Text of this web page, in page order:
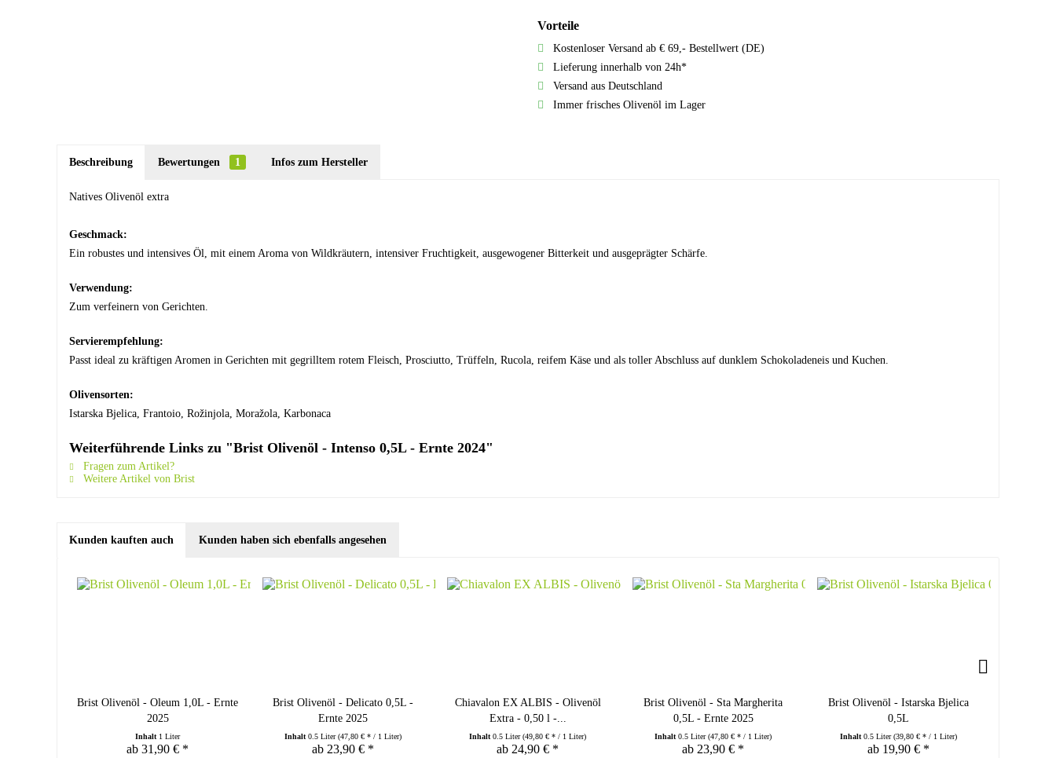
Vorteile
Kostenloser Versand ab € 69,- Bestellwert (DE)
Lieferung innerhalb von 24h*
Versand aus Deutschland
Immer frisches Olivenöl im Lager
Beschreibung Bewertungen 1 Infos zum Hersteller
Natives Olivenöl extra
Geschmack:
Ein robustes und intensives Öl, mit einem Aroma von Wildkräutern, intensiver Fruchtigkeit, ausgewogener Bitterkeit und ausgeprägter Schärfe.
Verwendung:
Zum verfeinern von Gerichten.
Servierempfehlung:
Passt ideal zu kräftigen Aromen in Gerichten mit gegrilltem rotem Fleisch, Prosciutto, Trüffeln, Rucola, reifem Käse und als toller Abschluss auf dunklem Schokoladeneis und Kuchen.
Olivensorten:
Istarska Bjelica, Frantoio, Rožinjola, Moražola, Karbonaca
Weiterführende Links zu "Brist Olivenöl - Intenso 0,5L - Ernte 2024"
Fragen zum Artikel?
Weitere Artikel von Brist
Kunden kauften auch Kunden haben sich ebenfalls angesehen
Brist Olivenöl - Oleum 1,0L - Ernte
2025
Inhalt 1 Liter
ab 31,90 € *
Brist Olivenöl - Delicato 0,5L -
Ernte 2025
Inhalt 0.5 Liter(47,80 € * / 1 Liter)
ab 23,90 € *
Chiavalon EX ALBIS - Olivenöl
Extra - 0,50 l -...
Inhalt0.5 Liter(49,80 € * / 1 Liter)
ab 24,90 € *
Brist Olivenöl - Sta Margherita
0,5L - Ernte 2025
Inhalt0.5 Liter(47,80 € * / 1 Liter)
ab 23,90 € *
Brist Olivenöl - Istarska Bjelica
0,5L
Inhalt 0.5 Liter(39,80 € * / 1 Liter)
ab 19,90 € *